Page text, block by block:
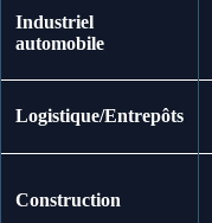
Industriel
automobile
Logistique/Entrepôts
Construction